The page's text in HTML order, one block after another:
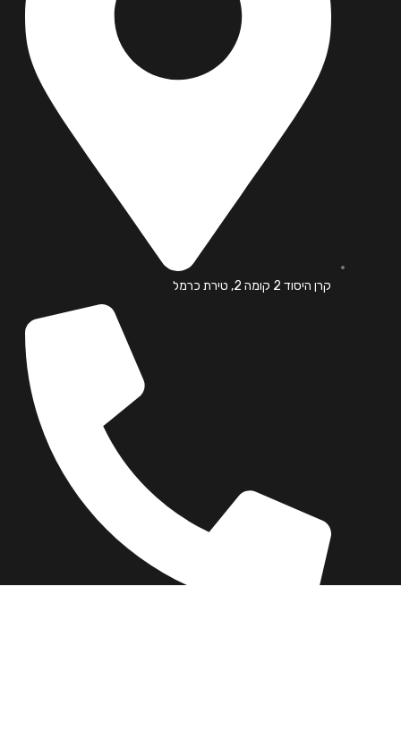
קרן היסוד 2 קומה 2, טירת כרמל